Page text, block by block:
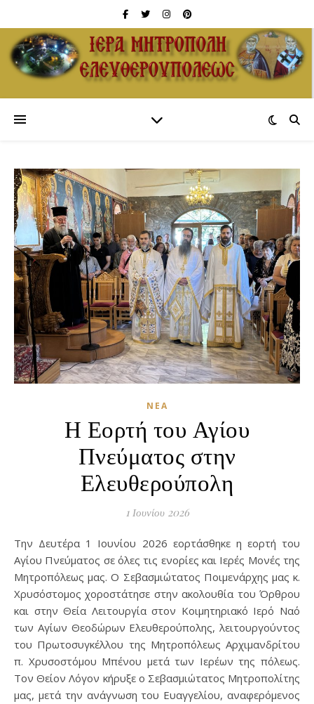
ΝΈΑ
Η Εορτή του Αγίου
Πνεύματος στην
Ελευθερούπολη
1 Ιουνίου 2026
Την Δευτέρα 1 Ιουνίου 2026 εορτάσθηκε η εορτή του
Αγίου Πνεύματος σε όλες τις ενορίες και Ιερές Μονές της
Μητροπόλεως μας. Ο Σεβασμιώτατος Ποιμενάρχης μας κ.
Χρυσόστομος χοροστάτησε στην ακολουθία του Όρθρου
και στην Θεία Λειτουργία στον Κοιμητηριακό Ιερό Ναό
των Αγίων Θεοδώρων Ελευθερούπολης, λειτουργούντος
του Πρωτοσυγκέλλου της Μητροπόλεως Αρχιμανδρίτου
π. Χρυσοστόμου Μπένου μετά των Ιερέων της πόλεως.
Τον Θείον Λόγον κήρυξε ο Σεβασμιώτατος Μητροπολίτης
μας, μετά την ανάγνωση του Ευαγγελίου, αναφερόμενος